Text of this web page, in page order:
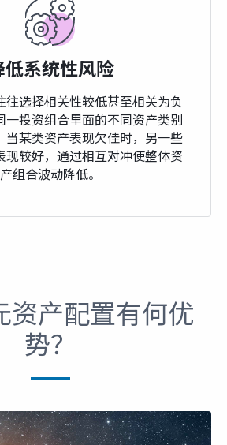
低系统性风险
往选择相关性较低甚至相关为负
一投资组合里面的不同资产类别
当某类资产表现欠佳时，另一些
现较好，通过相互对冲使整体资
产组合波动降低。
资产配置有何优
势？